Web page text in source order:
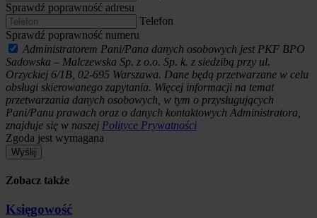
Sprawdź poprawność adresu
Telefon
Sprawdź poprawność numeru
Administratorem Pani/Pana danych osobowych jest PKF BPO
Sadowska – Malczewska Sp. z o.o. Sp. k. z siedzibą przy ul.
Orzyckiej 6/1B, 02-695 Warszawa. Dane będą przetwarzane w celu
obsługi skierowanego zapytania. Więcej informacji na temat
przetwarzania danych osobowych, w tym o przysługujących
Pani/Panu prawach oraz o danych kontaktowych Administratora,
znajduje się w naszej Polityce Prywatności
Zgoda jest wymagana
Wyślij
Zobacz także
Księgowość